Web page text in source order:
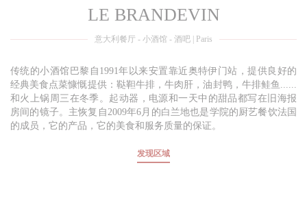
LE BRANDEVIN
意大利餐厅 - 小酒馆 - 酒吧 Paris
传统的小酒馆巴黎自1991年以来安置靠近奥特伊门站，提供良好的
经典美食点菜慷慨提供：鞑靼牛排，牛肉肝，油封鸭，牛排鲑鱼......
和火上锅周三在冬季。起动器，电源和一天中的甜品都写在旧海报
房间的镜子。主恢复自2009年6月的白兰地也是学院的厨艺餐饮法国
的成员，它的产品，它的美食和服务质量的保证。
发现区域